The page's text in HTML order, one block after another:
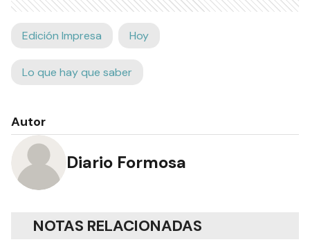
Edición Impresa Hoy
Lo que hay que saber
Autor
Diario Formosa
NOTAS RELACIONADAS